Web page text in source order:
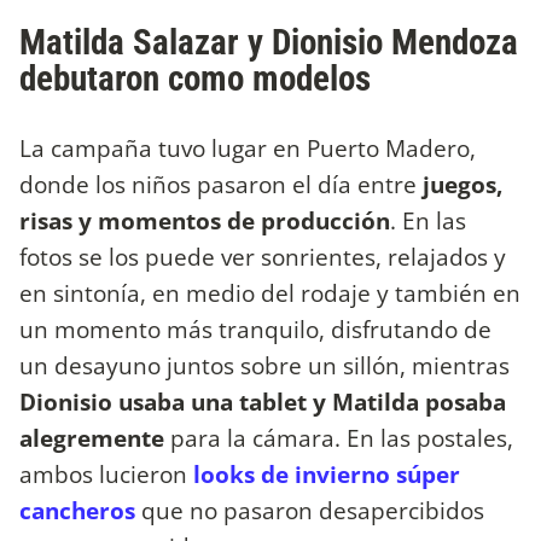
Matilda Salazar y Dionisio Mendoza
debutaron como modelos
La campaña tuvo lugar en Puerto Madero,
donde los niños pasaron el día entre juegos,
risas y momentos de producción. En las
fotos se los puede ver sonrientes, relajados y
en sintonía, en medio del rodaje y también en
un momento más tranquilo, disfrutando de
un desayuno juntos sobre un sillón, mientras
Dionisio usaba una tablet y Matilda posaba
alegremente para la cámara. En las postales,
ambos lucieron looks de invierno súper
cancheros que no pasaron desapercibidos